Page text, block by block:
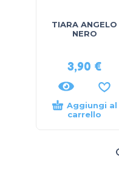
TIARA ANGELO
NERO
3,90 €
Aggiungi al
carrello